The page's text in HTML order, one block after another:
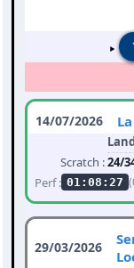
14/07/2026
Scratch :24/
Perf : 01:08:27
29/03/2026